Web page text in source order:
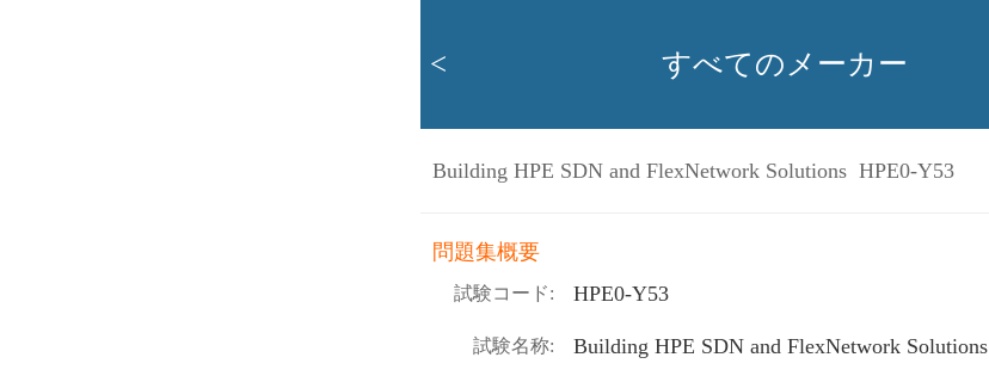
< すべてのメーカー
Building HPE SDN and FlexNetwork Solutions HPE0-Y53
問題集概要
試験コード: HPE0-Y53
試験名称: Building HPE SDN and FlexNetwork Solutions